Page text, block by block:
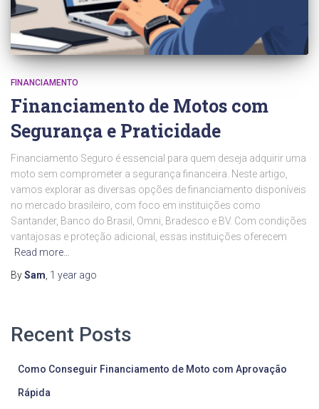
FINANCIAMENTO
Financiamento de Motos com
Segurança e Praticidade
Financiamento Seguro é essencial para quem deseja adquirir uma
moto sem comprometer a segurança financeira. Neste artigo,
vamos explorar as diversas opções de financiamento disponíveis
no mercado brasileiro, com foco em instituições como
Santander, Banco do Brasil, Omni, Bradesco e BV. Com condições
vantajosas e proteção adicional, essas instituições oferecem
Read more…
BySam 1 year ago
Recent Posts
Como Conseguir Financiamento de Moto com Aprovação
Rápida